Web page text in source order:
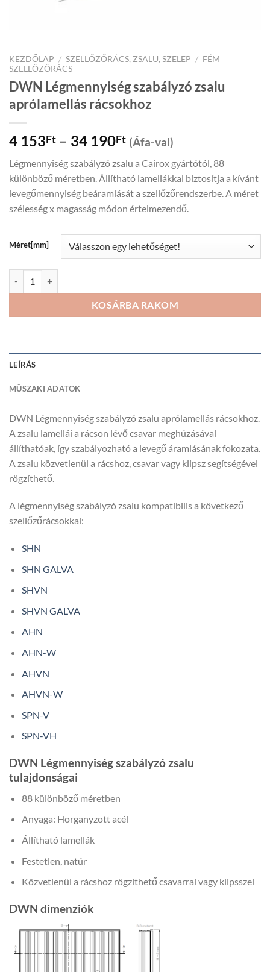
KEZDŐLAP / SZELLŐZŐRÁCS, ZSALU, SZELEP / FÉM
SZELLŐZŐRÁCS
DWN Légmennyiség szabályzó zsalu
aprólamellás rácsokhoz
4 153Ft – 34 190FtPrice
4
153Ft
through
34
(Áfa-val)
Légmennyiség szabályzó zsalu a Cairox gyártótól, 88
különböző méretben. Állítható lamellákkal biztosítja a kívánt
levegőmennyiség beáramlását a szellőzőrendszerbe. A méret
szélesség x magasság módon értelmezendő.
Méret[mm]
KOSÁRBA RAKOM
LEÍRÁS
MŰSZAKI ADATOK
DWN Légmennyiség szabályzó zsalu aprólamellás rácsokhoz.
A zsalu lamellái a rácson lévő csavar meghúzásával
állíthatóak, így szabályozható a levegő áramlásának fokozata.
A zsalu közvetlenül a rácshoz, csavar vagy klipsz segítségével
rögzíthető.
A légmennyiség szabályzó zsalu kompatibilis a következő
szellőzőrácsokkal:
SHN
SHN GALVA
SHVN
SHVN GALVA
AHN
AHN-W
AHVN
AHVN-W
SPN-V
SPN-VH
DWN Légmennyiség szabályzó zsalu
tulajdonságai
88 különböző méretben
Anyaga: Horganyzott acél
Állítható lamellák
Festetlen, natúr
Közvetlenül a rácshoz rögzíthető csavarral vagy klipsszel
DWN dimenziók